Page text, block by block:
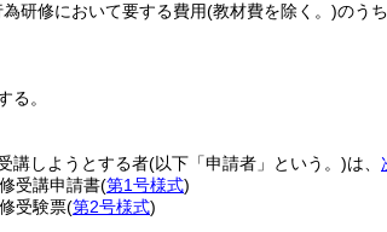
研修において要する費用(教材費を除く。)のうち
る。
講しようとする者(以下「申請者」という。)は、
受講申請書(第1号様式)
受験票(第2号様式)